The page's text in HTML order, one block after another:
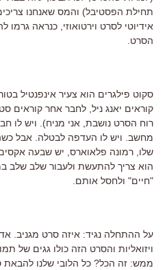
תחילת הפסטיבל) והמס שאנחנו
אידיוטי לסרט וירטואוזי כנראה גרמו
הסרט
סקוט פילגרים הוא צעיר אינפנטיל
קוראים יאנג ניל, לחבר אחר קוראים
רוח הסרט נושבת, אני מניח)
ויש לו
מחשב ויש לו העדפה לבטלה
אבל
שלו רמונה פלאוארס יש שבעה
הוא צריך להתעשת ולעבור שלב
"חיים" ולחסל אותם
על ההתחלה נגיד: איזה סרט מגניב
ויזואליות והסרט הזה כולו גגים של
ממש: זה הכל? כל הלובי שלנו